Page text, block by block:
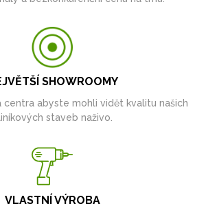
SHOWROOMY
centra abyste mohli vidět kvalitu našich
staveb naživo.
VLASTNÍ VÝROBA